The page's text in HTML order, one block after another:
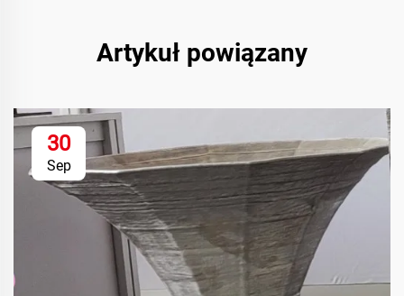
Artykuł powiązany
30
Sep